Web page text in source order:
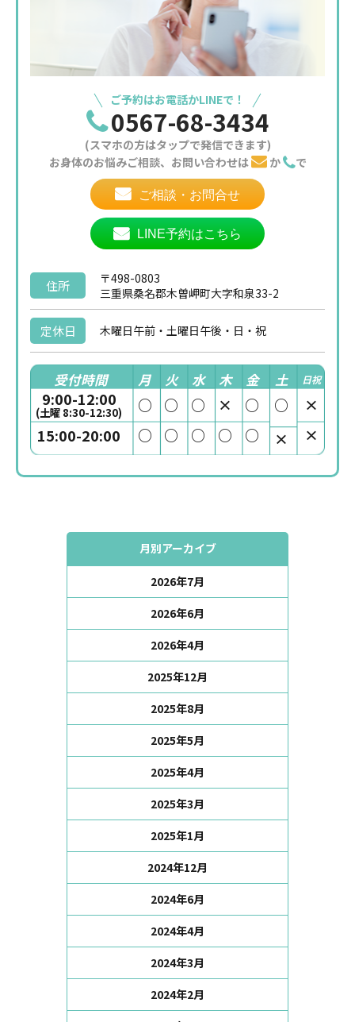
ご予約はお電話かLINEで！
0567-68-3434
(スマホの方はタップで発信できます)
お身体のお悩みご相談、お問い合わせは
か で
ご相談・お問合せ
LINE予約はこちら
住所
〒498-0803
三重県桑名郡木曽岬町大字和泉33-2
定休日 木曜日午前・土曜日午後・日・祝
受付時間 月 火 水 木 金 土 日祝
9:00-12:00
(土曜 8:30-12:30) ○ ○ ○ × ○ ○
×
15:00-20:00
○ ○ ○ ○ ○ × ×
月別アーカイブ
2026年7月
2026年6月
2026年4月
2025年12月
2025年8月
2025年5月
2025年4月
2025年3月
2025年1月
2024年12月
2024年6月
2024年4月
2024年3月
2024年2月